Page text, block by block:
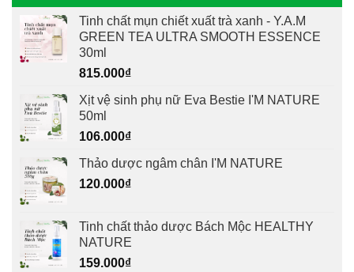
Tinh chất mụn chiết xuất trà xanh - Y.A.M
GREEN TEA ULTRA SMOOTH ESSENCE
30ml
815.000₫
Xịt vệ sinh phụ nữ Eva Bestie I'M NATURE
50ml
106.000₫
Thảo dược ngâm chân I'M NATURE
120.000₫
Tinh chất thảo dược Bách Mộc HEALTHY
NATURE
159.000₫